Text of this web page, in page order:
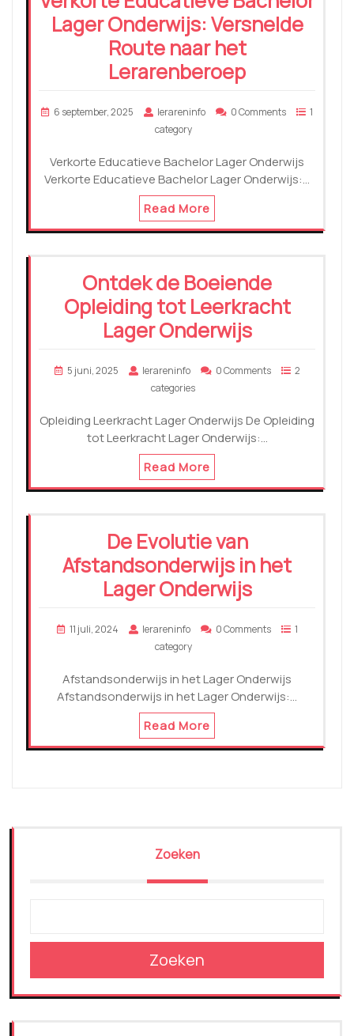
Lager Onderwijs: Versnelde
Route naar het
Lerarenberoep
6 september, 2025 lerareninfo 0 Comments
1
category
Verkorte Educatieve Bachelor Lager Onderwijs
Verkorte Educatieve Bachelor Lager Onderwijs:…
Read More
Ontdek de Boeiende
Opleiding tot Leerkracht
Lager Onderwijs
5 juni, 2025 lerareninfo 0 Comments
2
categories
Opleiding Leerkracht Lager Onderwijs De Opleiding
tot Leerkracht Lager Onderwijs:…
Read More
De Evolutie van
Afstandsonderwijs in het
Lager Onderwijs
11 juli, 2024 lerareninfo 0 Comments
1
category
Afstandsonderwijs in het Lager Onderwijs
Afstandsonderwijs in het Lager Onderwijs:…
Read More
Zoeken
Zoeken